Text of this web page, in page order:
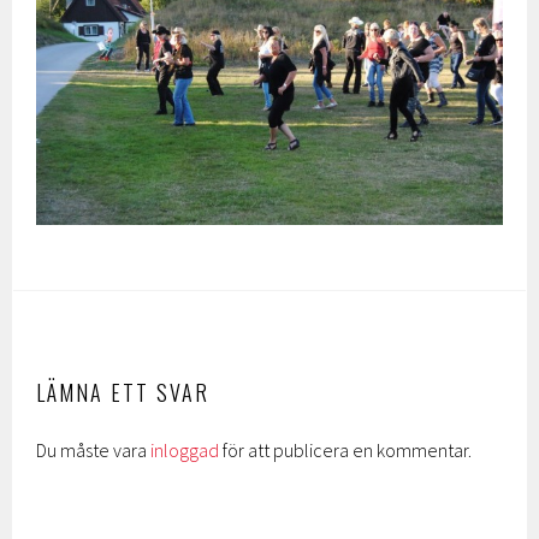
LÄMNA ETT SVAR
Du måste vara inloggad för att publicera en kommentar.